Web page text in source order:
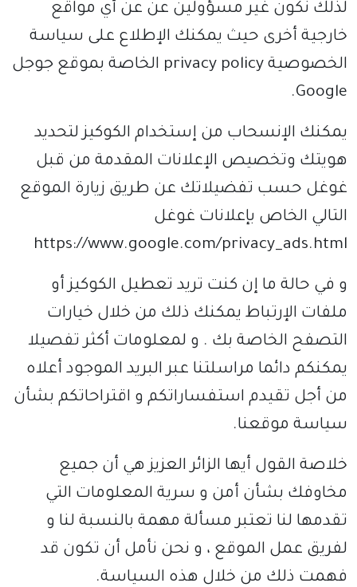
لذلك نكون غير مسؤولين عن عن أي مواقع
خارجية أخرى حيث يمكنك الإطلاع على سياسة
الخصوصية privacy policy الخاصة بموقع جوجل
Google.
يمكنك الإنسحاب من إستخدام الكوكيز لتحديد
هويتك وتخصيص الإعلانات المقدمة من قبل
غوغل حسب تفضيلاتك عن طريق زيارة الموقع
التالي الخاص بإعلانات غوغل
https://www.google.com/privacy_ads.html
و في حالة ما إن كنت تريد تعطيل الكوكيز أو
ملفات الإرتباط يمكنك ذلك من خلال خيارات
التصفح الخاصة بك . و لمعلومات أكثر تفصيلا
يمكنكم دائما مراسلتنا عبر البريد الموجود أعلاه
من أجل تقيدم استفساراتكم و اقتراحاتكم بشأن
سياسة موقعنا.
خلاصة القول أيها الزائر العزيز هي أن جميع
مخاوفك بشأن أمن و سرية المعلومات التي
تقدمها لنا تعتبر مسألة مهمة بالنسبة لنا و
لفريق عمل الموقع ، و نحن نأمل أن تكون قد
فهمت ذلك من خلال هذه السياسة.